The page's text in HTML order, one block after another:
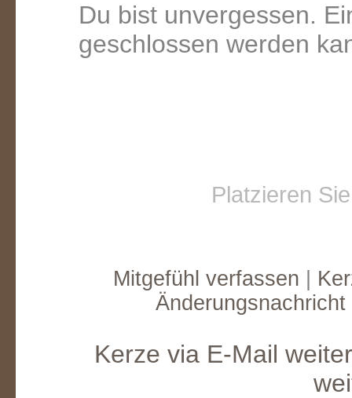
Du bist unvergessen.
geschlossen werden
Platzieren
Mitgefühl verfassen
Kerze via E-Mail